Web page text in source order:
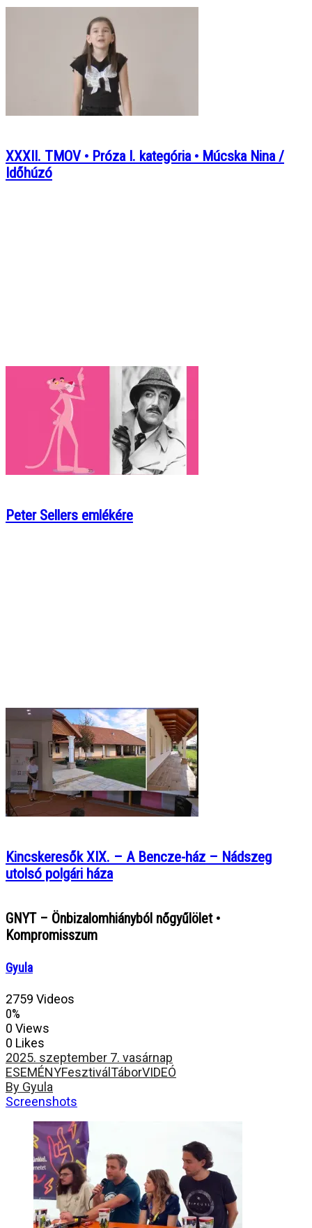
XXXII. TMOV • Próza I. kategória • Múcska Nina /
Időhúzó
Peter Sellers emlékére
Kincskeresők XIX. – A Bencze-ház – Nádszeg
utolsó polgári háza
GNYT – Önbizalomhiányból nőgyűlölet •
Kompromisszum
Gyula
2759 Videos
0%
0 Views
0 Likes
2025. szeptember 7. vasárnap
ESEMÉNYFesztiválTáborVIDEÓ
By Gyula
Screenshots